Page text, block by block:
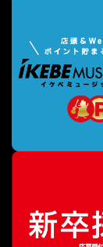
販売価格¥